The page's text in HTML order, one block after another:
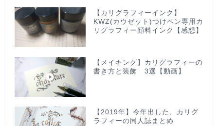
【カリグラフィーインク】
KWZ(カウゼット)つけペン専用カ
リグラフィー顔料インク【感想】
【メイキング】カリグラフィーの
書き方と装飾 3選【動画】
【2019年】今年出した、カリグ
ラフィーの同人誌まとめ